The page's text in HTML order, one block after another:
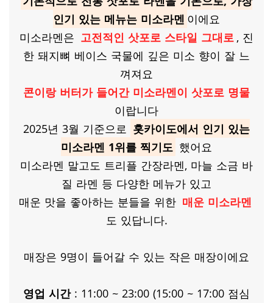
인기 있는 메뉴는 미소라멘 이에요
미소라멘은 고전적인 삿포로 스타일 그대로 , 진
한 돼지뼈 베이스 국물에 깊은 미소 향이 잘 느
껴져요
콘이랑 버터가 들어간 미소라멘이 삿포로 명물
이랍니다
2025년 3월 기준으로 홋카이도에서 인기 있는
미소라멘 1위​를 찍기도 했어요
미소라멘 말고도 트리플 간장라멘, 마늘 소금 바
질 라멘 등 다양한 메뉴가 있고
매운 맛을 좋아하는 분들을 위한 매운 미소라멘
도 있답니다.
​매장은 9명이 들어갈 수 있는 작은 매장이에요
영업 시간: 11:00 ~ 23:00 (15:00 ~ 17:00 점심